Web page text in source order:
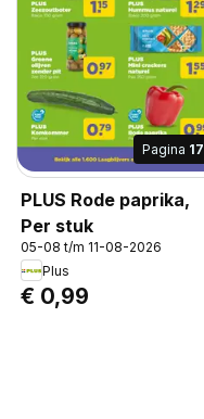
Pagina 17
PLUS Rode paprika,
Per stuk
05-08 t/m 11-08-2026
Plus
€ 0,99